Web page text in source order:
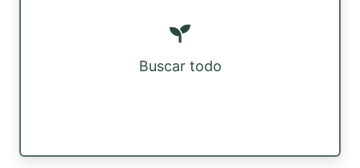
Buscar todo